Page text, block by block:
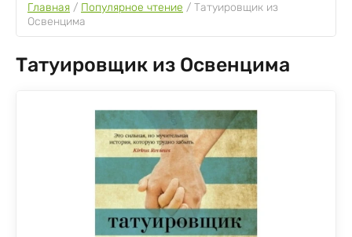
Главная / Популярное чтение / Татуировщик из
Освенцима
Татуировщик из Освенцима